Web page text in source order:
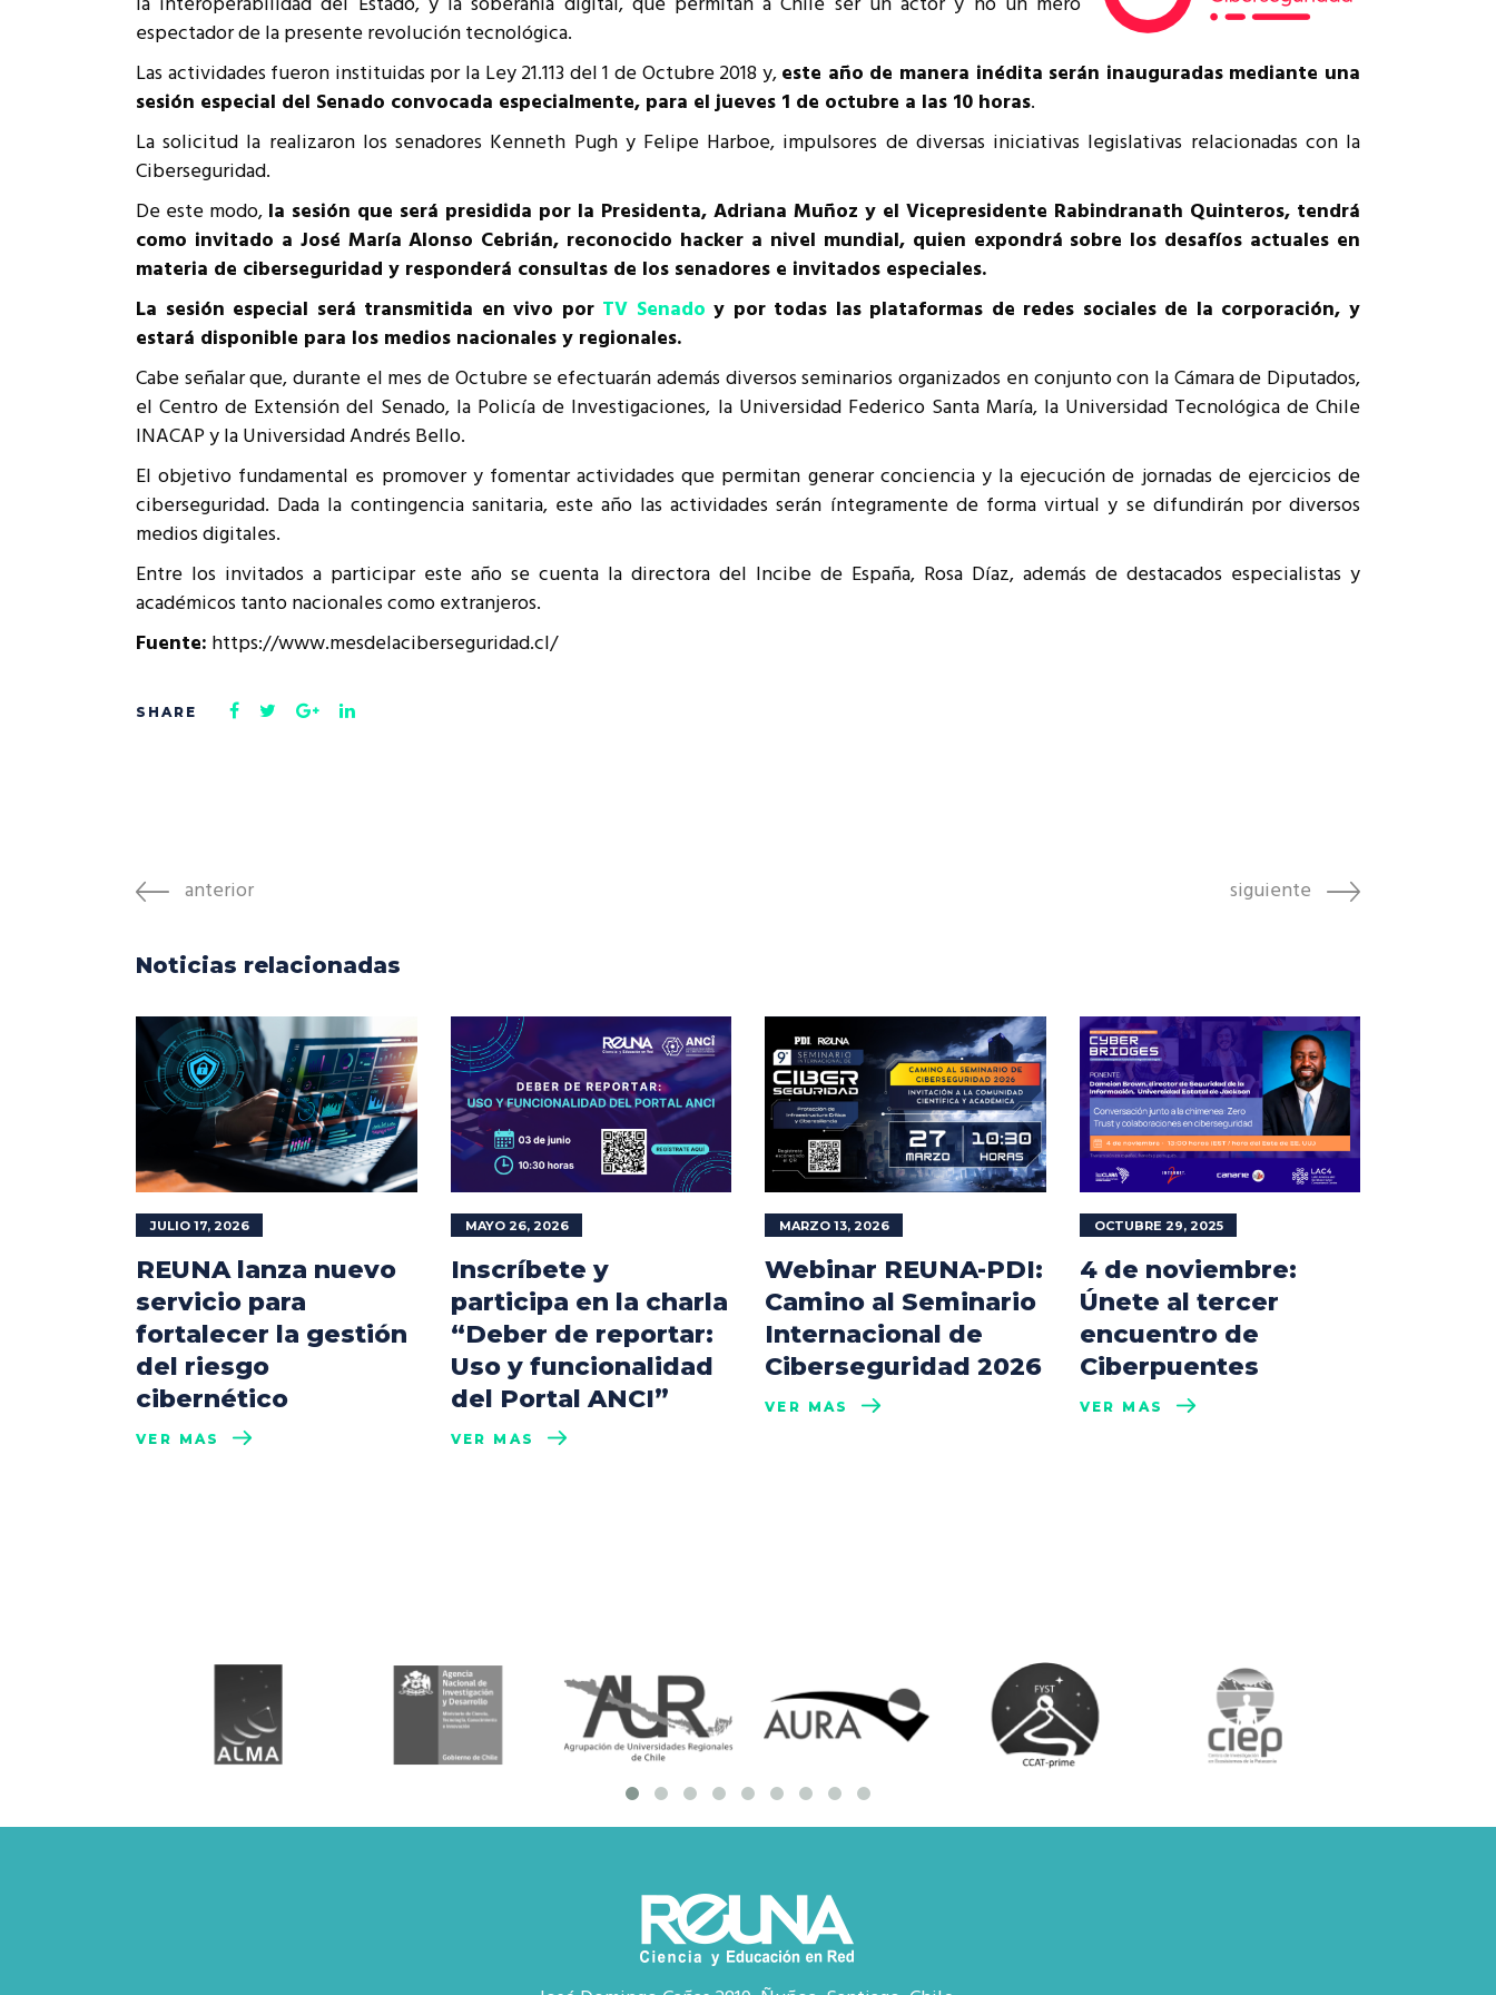
Cumplimiento Legal
Representantes Técnicos
Cómo integrarse a REUNA
espectador de la presente revolución tecnológica.
Las actividades fueron instituidas por la Ley 21.113 del 1 de Octubre 2018 y,este año de manera inédita serán inauguradas mediante una
sesión especial del Senado convocada especialmente, para el jueves 1 de octubre a las 10 horas.
La solicitud la realizaron los senadores Kenneth Pugh y Felipe Harboe, impulsores de diversas iniciativas legislativas relacionadas con la
Ciberseguridad.
De este modo, la sesión que será presidida por la Presidenta, Adriana Muñoz y el Vicepresidente Rabindranath Quinteros, tendrá
como invitado a José María Alonso Cebrián, reconocido hacker a nivel mundial, quien expondrá sobre los desafíos actuales en
materia de ciberseguridad y responderá consultas de los senadores e invitados especiales.
La sesión especial será transmitida en vivo por TV Senado y por todas las plataformas de redes sociales de la corporación, y
estará disponible para los medios nacionales y regionales.
Cabe señalar que, durante el mes de Octubre se efectuarán además diversos seminarios organizados en conjunto con la Cámara de Diputados,
el Centro de Extensión del Senado, la Policía de Investigaciones, la Universidad Federico Santa María, la Universidad Tecnológica de Chile
INACAP y la Universidad Andrés Bello.
El objetivo fundamental es promover y fomentar actividades que permitan generar conciencia y la ejecución de jornadas de ejercicios de
ciberseguridad. Dada la contingencia sanitaria, este año las actividades serán íntegramente de forma virtual y se difundirán por diversos
medios digitales.
Entre los invitados a participar este año se cuenta la directora del Incibe de España, Rosa Díaz, además de destacados especialistas y
académicos tanto nacionales como extranjeros.
Fuente: https://www.mesdelaciberseguridad.cl/
anterior siguiente
Noticias relacionadas
JULIO 17, 2026
REUNA lanza nuevo
servicio para
fortalecer la gestión
del riesgo
cibernético
VER MÁS
MAYO 26, 2026
Inscríbete y
participa en la charla
“Deber de reportar:
Uso y funcionalidad
del Portal ANCI”
VER MÁS
MARZO 13, 2026
Webinar REUNA-PDI:
Camino al Seminario
Internacional de
Ciberseguridad 2026
VER MÁS
OCTUBRE 29, 2025
4 de noviembre:
Únete al tercer
encuentro de
Ciberpuentes
VER MÁS